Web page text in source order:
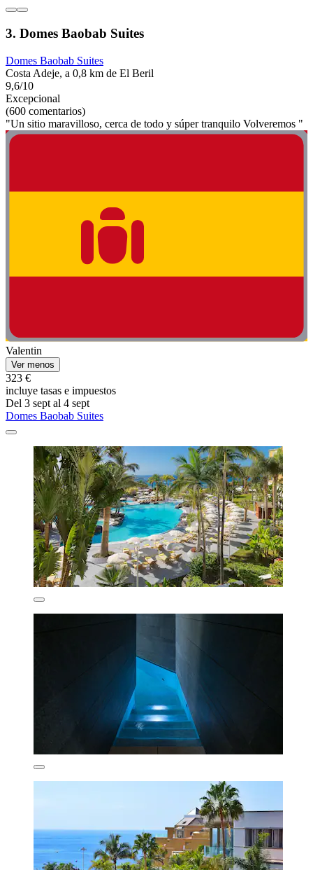
3. Domes Baobab Suites
Domes Baobab Suites
Costa Adeje, a 0,8 km de El Beril
9,6/10
Excepcional
(600 comentarios)
"Un sitio maravilloso, cerca de todo y súper tranquilo Volveremos "
Valentin
Ver menos
323 €
incluye tasas e impuestos
Del 3 sept al 4 sept
Domes Baobab Suites